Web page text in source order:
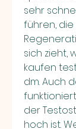
sehr
führen,
sich zieht,
kaufen
dm. Auch
der
hoch ist.